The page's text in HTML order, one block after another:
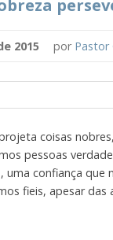
2015 por Pastor
coisas
pessoas
uma confiança
fieis, apesar das